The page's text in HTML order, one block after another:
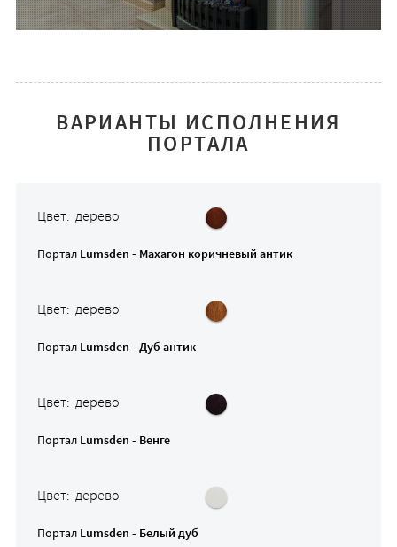
ВАРИАНТЫ ИСПОЛНЕНИЯ
ПОРТАЛА
Цвет: дерево
Портал Lumsden - Махагон коричневый антик
Цвет: дерево
Портал Lumsden - Дуб антик
Цвет: дерево
Портал Lumsden - Венге
Цвет: дерево
Портал Lumsden - Белый дуб